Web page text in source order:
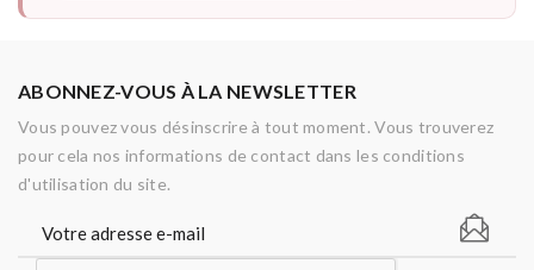
ABONNEZ-VOUS À LA NEWSLETTER
Vous pouvez vous désinscrire à tout moment. Vous trouverez
pour cela nos informations de contact dans les conditions
d'utilisation du site.